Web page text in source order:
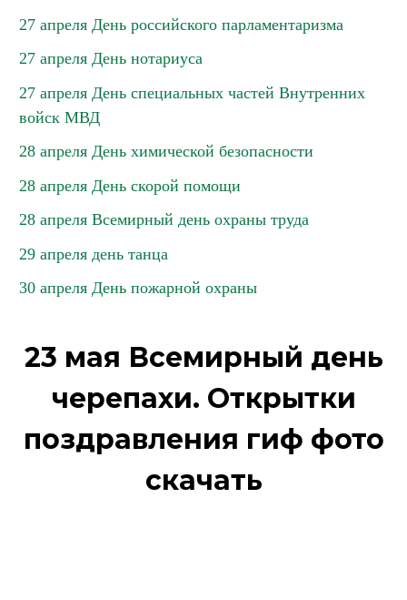
27 апреля День российского парламентаризма
27 апреля День нотариуса
27 апреля День специальных частей Внутренних
войск МВД
28 апреля День химической безопасности
28 апреля День скорой помощи
28 апреля Всемирный день охраны труда
29 апреля день танца
30 апреля День пожарной охраны
23 мая Всемирный день
черепахи. Открытки
поздравления гиф фото
скачать